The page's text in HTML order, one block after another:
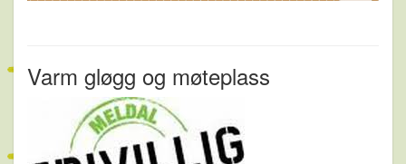
Varm gløgg og møteplass